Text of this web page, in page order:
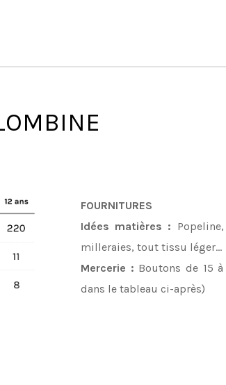
FOURNITURES
Idées matières :
milleraies, tout tissu léger…
Mercerie : Boutons de 15
dans le tableau ci-après)